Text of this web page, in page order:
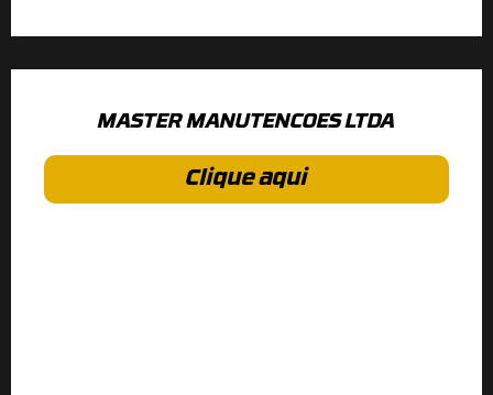
MASTER MANUTENCOES LTDA
Clique aqui